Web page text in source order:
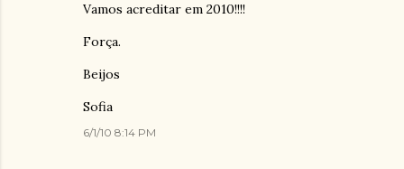
Vamos acreditar em 2010!!!!
Força.
Beijos
Sofia
6/1/10 8:14 PM